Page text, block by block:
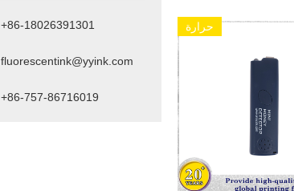
+86-18026391301
fluorescentink@yyink.com
+86-757-86716019
حرارة